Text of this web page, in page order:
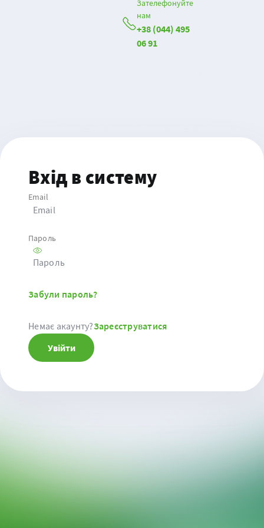
Зателефонуйте
нам
+38 (044) 495
06 91
Вхід в систему
Email
Email
Пароль
Пароль
Забули пароль?
Немає акаунту?Зареєструватися
Увійти